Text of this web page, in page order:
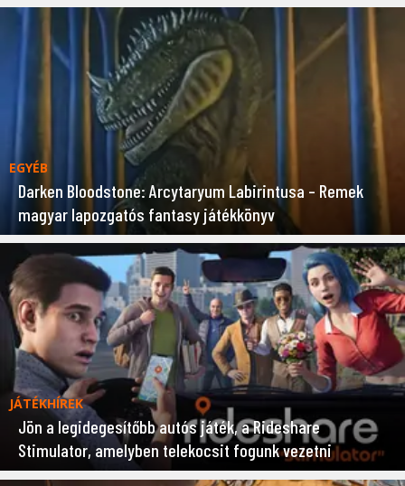
EGYÉB
Darken Bloodstone: Arcytaryum Labirintusa – Remek
magyar lapozgatós fantasy játékkönyv
JÁTÉKHÍREK
Jön a legidegesítőbb autós játék, a Rideshare
Stimulator, amelyben telekocsit fogunk vezetni